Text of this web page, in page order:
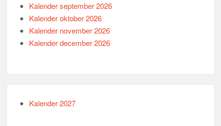
Kalender september 2026
Kalender oktober 2026
Kalender november 2026
Kalender december 2026
Kalender 2027